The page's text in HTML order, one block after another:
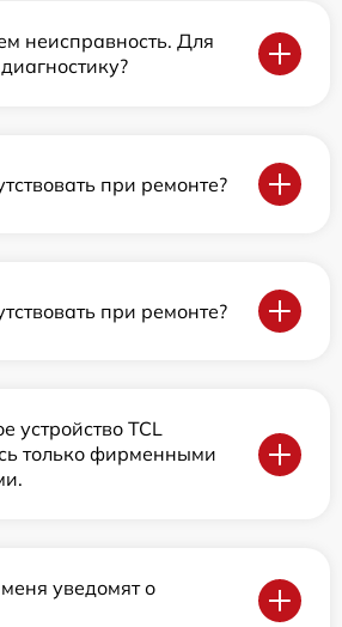
неисправность. Для
при ремонте?
при ремонте?
устройство TCL
только фирменными
уведомят о